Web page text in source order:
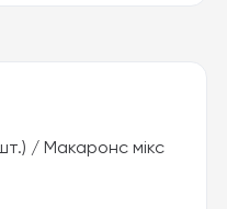
/ Макаронс мікс